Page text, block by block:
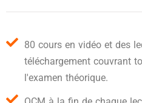
80 cours en vidéo et des
téléchargement couvrant
l'examen théorique.